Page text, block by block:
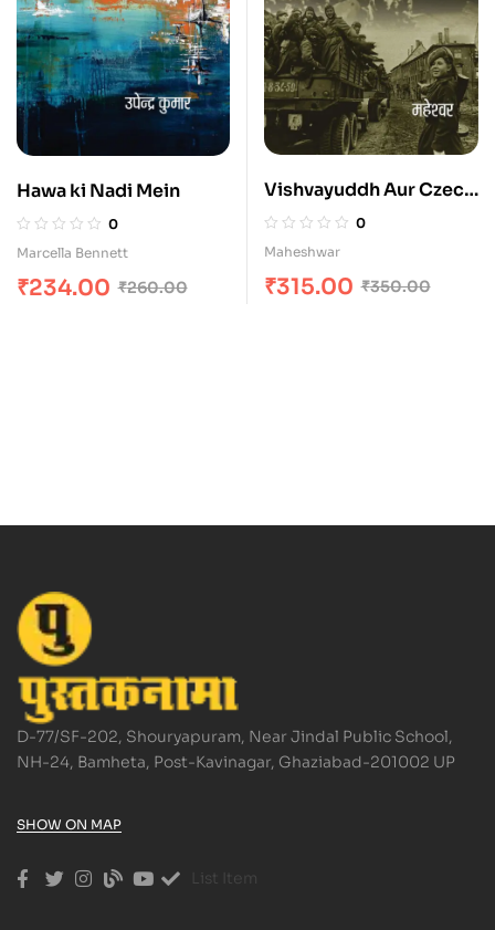
Hawa ki Nadi Mein
0
Marcella Bennett
₹260.00
₹234.00
Vishvayuddh Aur Czech
Sahitya
0
Maheshwar
₹350.00
₹315.00
D-77/SF-202, Shouryapuram, Near Jindal Public School,
NH-24, Bamheta, Post-Kavinagar, Ghaziabad-201002 UP
SHOW ON MAP
List Item